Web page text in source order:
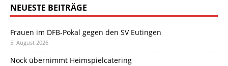
NEUESTE BEITRÄGE
Frauen im DFB-Pokal gegen den SV Eutingen
5. August 2026
Nock übernimmt Heimspielcatering